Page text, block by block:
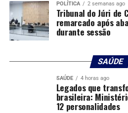
POLÍTICA 2 semanas ago
Tribunal do Júri de
remarcado após
durante sessão
SAÚDE
SAÚDE 4 horas ago
Legados que
brasileira:
12 personalidades